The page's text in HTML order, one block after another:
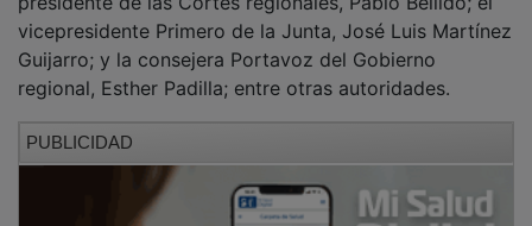
vicepresidente Primero de la Junta, José Luis Martínez
Guijarro; y la consejera Portavoz del Gobierno
regional, Esther Padilla; entre otras autoridades.